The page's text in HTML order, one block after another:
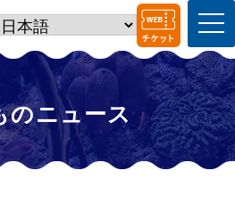
t
o
g
g
l
e
n
a
i
のニュース